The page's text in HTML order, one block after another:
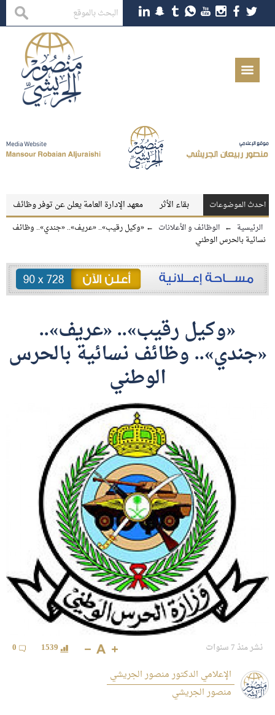
احدث الموضوعات معهد الإدارة العامة يعلن عن توفر وظائف بقاء الأثر والمعلمات
الرئيسية ← الوظائف و الأعلانات ← «وكيل رقيب».. «عريف».. «جندي».. وظائف
نسائية بالحرس الوطني
«وكيل رقيب».. «عريف»..
«جندي».. وظائف نسائية بالحرس
الوطني
نشر منذ 7 سنوات 1539
0
الإعلامي الدكتور منصور الجريشي
منصور الجريشي